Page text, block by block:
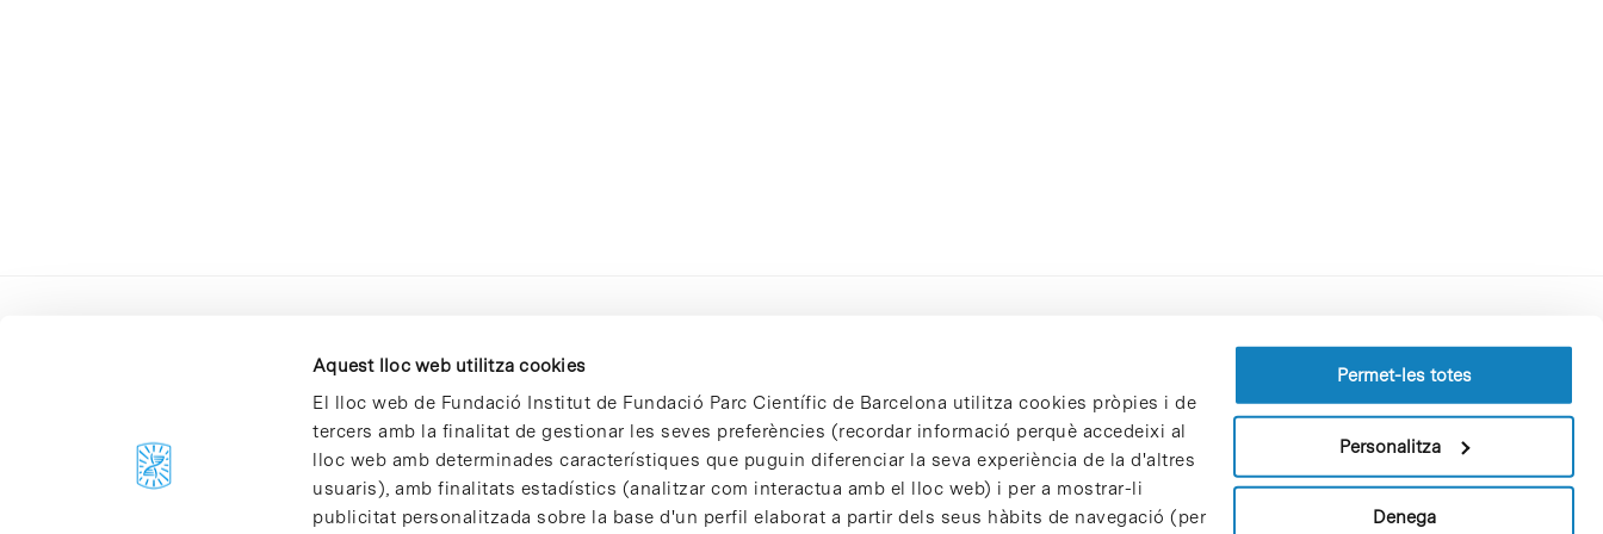
Aquest lloc web utilitza cookies
El lloc web de Fundació Institut de Fundació Parc Científic de Barcelona utilitza cookies pròpies i de
tercers amb la finalitat de gestionar les seves preferències (recordar informació perquè accedeixi al
lloc web amb determinades característiques que puguin diferenciar la seva experiència de la d'altres
usuaris), amb finalitats estadístics (analitzar com interactua amb el lloc web) i per a mostrar-li
publicitat personalitzada sobre la base d'un perfil elaborat a partir dels seus hàbits de navegació (per
Permet-les totes
Personalitza
Denega
C/Baldiri Reixac, 4-12 i 15
Perfil del contractant
Política de privacitat
Política de cookies
Patrons i patrocinadors
Borsa de treball